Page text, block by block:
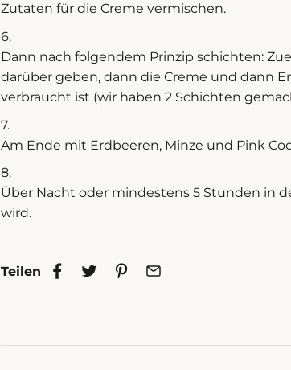
Zutaten für die Creme vermischen.
Dann nach folgendem Prinzip schichten:
darüber geben, dann die Creme und dann
verbraucht ist (wir haben 2 Schichten
Am Ende mit Erdbeeren, Minze und Pink
Über Nacht oder mindestens 5 Stunden in
wird.
Teilen